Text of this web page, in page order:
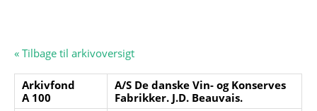
« Tilbage til arkivoversigt
Arkivfond
A 100
A/S De danske Vin- og Konserves
Fabrikker. J.D. Beauvais.